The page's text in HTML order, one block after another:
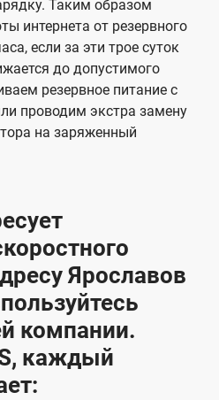
Таким образом
интернета от резервного
если за эти трое суток
до допустимого
резервное питание с
проводим экстра замену
на заряженный
Ярославов
компании.
каждый